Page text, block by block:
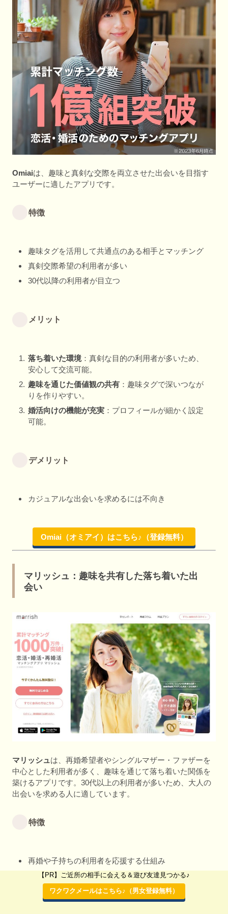
Omiaiは、趣味と真剣な交際を両立させた出会いを目指す
ユーザーに適したアプリです。
特徴
趣味タグを活用して共通点のある相手とマッチング
真剣交際希望の利用者が多い
30代以降の利用者が目立つ
メリット
落ち着いた環境：真剣な目的の利用者が多いため、
安心して交流可能。
趣味を通じた価値観の共有 ：趣味タグで深いつなが
りを作りやすい。
婚活向けの機能が充実 ：プロフィールが細かく設定
可能。
デメリット
カジュアルな出会いを求めるには不向き
Omiai（オミアイ）はこちら♪（登録無料）
マリッシュ：趣味を共有した落ち着いた出
会い
マリッシュは、再婚希望者やシングルマザー・ファザーを
中心とした利用者が多く、趣味を通じて落ち着いた関係を
築けるアプリです。30代以上の利用者が多いため、大人の
出会いを求める人に適しています。
特徴
再婚や子持ちの利用者を応援する仕組み
動画プロフィール機能で趣味や人柄をアピール可能
趣味タグで共通の趣味を持つ相手を簡単に探せる
【PR】ご近所の相手に会える＆遊び友達見つかる♪
ワクワクメールはこちら♪（男女登録無料）